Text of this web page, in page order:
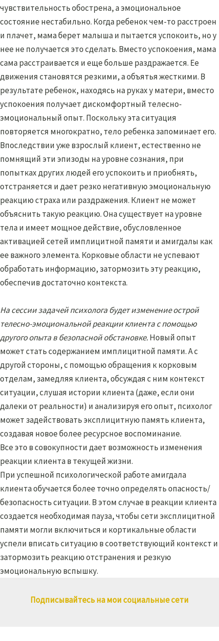
чувствительность обострена, а эмоциональное
состояние нестабильно. Когда ребенок чем-то расстроен
и плачет, мама берет малыша и пытается успокоить, но у
нее не получается это сделать. Вместо успокоения, мама
сама расстраивается и еще больше раздражается. Ее
движения становятся резкими, а объятья жесткими. В
результате ребенок, находясь на руках у матери, вместо
успокоения получает дискомфортный телесно-
эмоциональный опыт. Поскольку эта ситуация
повторяется многократно, тело ребенка запоминает его.
Впоследствии уже взрослый клиент, естественно не
помнящий эти эпизоды на уровне сознания, при
попытках других людей его успокоить и приобнять,
отстраняется и дает резко негативную эмоциональную
реакцию страха или раздражения. Клиент не может
объяснить такую реакцию. Она существует на уровне
тела и имеет мощное действие, обусловленное
активацией сетей имплицитной памяти и амигдалы как
ее важного элемента. Корковые области не успевают
обработать информацию, затормозить эту реакцию,
обеспечив достаточно контекста.
На сессии задачей психолога будет изменение острой
телесно-эмоциональной реакции клиента с помощью
другого опыта в безопасной обстановке.Новый опыт
может стать содержанием имплицитной памяти. А с
другой стороны, с помощью обращения к корковым
отделам, замедляя клиента, обсуждая с ним контекст
ситуации, слушая истории клиента (даже, если они
далеки от реальности) и анализируя его опыт, психолог
может задействовать эксплицитную память клиента,
создавая новое более ресурсное воспоминание.
Все это в совокупности дает возможность изменения
реакции клиента в текущей жизни.
При успешной психологической работе амигдала
клиента обучается более точно определять опасность/
безопасность ситуации. В этом случае в реакции клиента
создается необходимая пауза, чтобы сети эксплицитной
памяти могли включиться и кортикальные области
успели вписать ситуацию в соответствующий контекст и
затормозить реакцию отстранения и резкую
эмоциональную вспышку.
Подписывайтесь на мои социальные сети